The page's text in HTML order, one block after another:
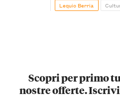
Lequio Berria
Scopri per primo
nostre offerte.